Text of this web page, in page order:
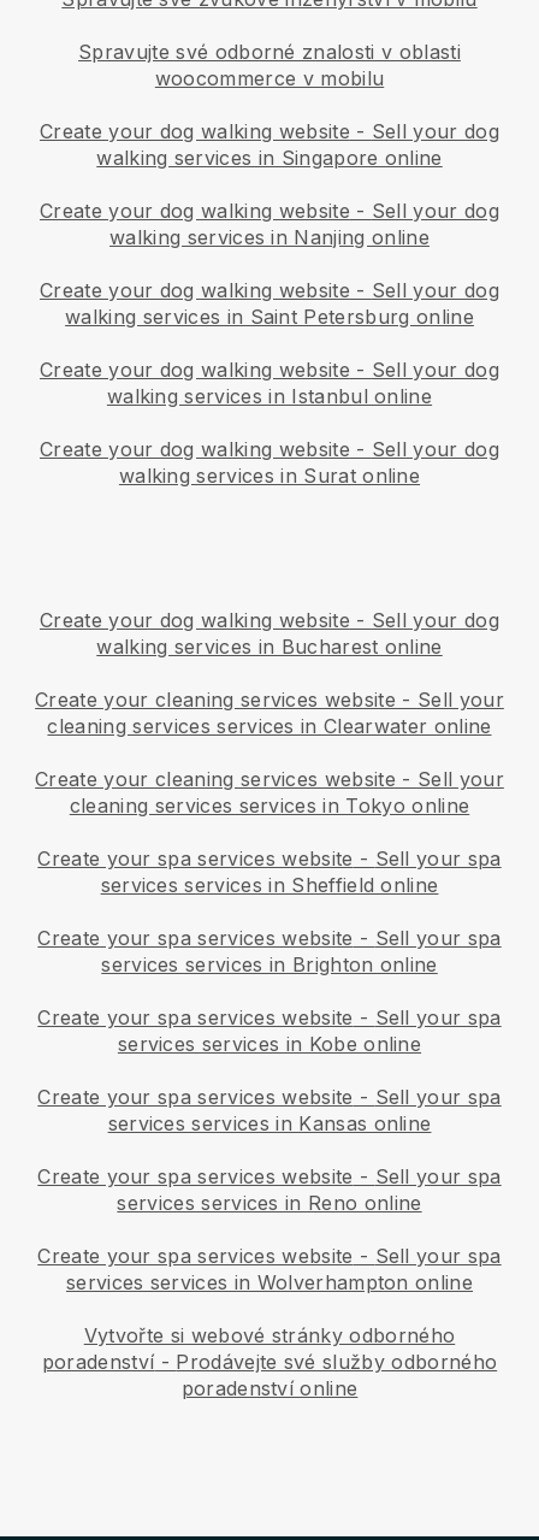
Spravujte své odborné znalosti v oblasti
woocommerce v mobilu
Create your dog walking website - Sell your dog
walking services in Singapore online
Create your dog walking website - Sell your dog
walking services in Nanjing online
Create your dog walking website - Sell your dog
walking services in Saint Petersburg online
Create your dog walking website - Sell your dog
walking services in Istanbul online
Create your dog walking website - Sell your dog
walking services in Surat online
Create your dog walking website - Sell your dog
walking services in Bucharest online
Create your cleaning services website - Sell your
cleaning services services in Clearwater online
Create your cleaning services website - Sell your
cleaning services services in Tokyo online
Create your spa services website - Sell your spa
services services in Sheffield online
Create your spa services website - Sell your spa
services services in Brighton online
Create your spa services website - Sell your spa
services services in Kobe online
Create your spa services website - Sell your spa
services services in Kansas online
Create your spa services website - Sell your spa
services services in Reno online
Create your spa services website - Sell your spa
services services in Wolverhampton online
Vytvořte si webové stránky odborného
poradenství- Prodávejte své služby odborného
poradenství online